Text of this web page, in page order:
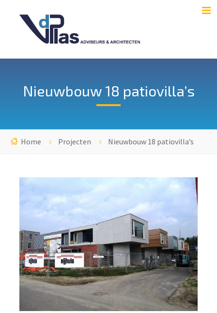
Nieuwbouw 18 patiovilla’s
Home Projecten Nieuwbouw 18 patiovilla’s